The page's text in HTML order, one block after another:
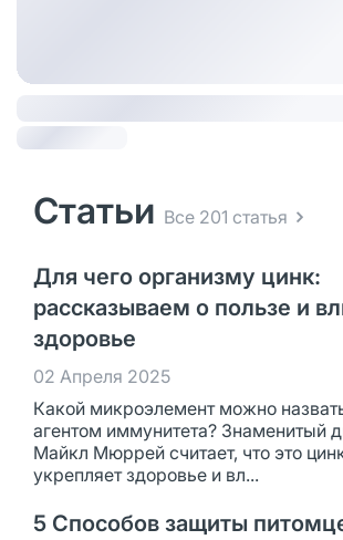
Статьи Все 201 статья
Для чего организму цинк:
рассказываем о пользе и
здоровье
02 Апреля 2025
Какой микроэлемент можно
агентом иммунитета? Знаменитый
Майкл Мюррей считает, что это
укрепляет здоровье и вл...
5 Способов защиты